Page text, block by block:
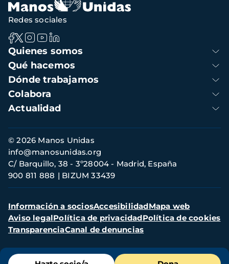
Menú
Navegación
principal
Quienes somos
Qué hacemos
Dónde trabajamos
Colabora
Actualidad
Redes sociales
Información
de
contacto
© 2026 Manos Unidas
C/ Barquillo, 38 - 3º28004 - Madrid, España
900 811 888
BIZUM 33439
info@manosunidas.org
Menú
secundario
Información a sociosAccesibilidadMapa web
Aviso legalPolítica de privacidadPolítica de cookies
TransparenciaCanal de denuncias